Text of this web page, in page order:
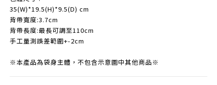
35(W)*19.5(H)*9.5(D) cm
背帶寬度:3.7cm
背帶長度:最長可調至110cm
手工量測誤差範圍+-2cm
※本產品為袋身主體，不包含示意圖中其他商品※